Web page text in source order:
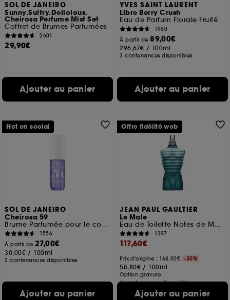
SOL DE JANEIRO
Sunny.Sultry.Delicious.
Cheirosa Perfume Mist Set
Coffret de Brumes Parfumées
2601
29,90€
Ajouter au panier
YVES SAINT LAURENT
Libre Berry Crush
Eau de Parfum Florale Fruitée pour femme
1960
À partir de89,00€
296,67€ / 100ml
3 contenances disponibles
Ajouter au panier
SOL DE JANEIRO
Cheirosa 59
Brume Parfumée pour le corps et les cheveux
1556
À partir de27,00€
30,00€ / 100ml
2 contenances disponibles
Ajouter au panier
Hot on social
JEAN PAUL GAULTIER
Le Male
Eau de Toilette Notes de Menthe, Lavande et Vanille
1397
117,60€
Prix d'origine : 168,00€ -30%
58,80€ / 100ml
Option gravure
6 contenances disponibles
Ajouter au panier
Offre fidélité web